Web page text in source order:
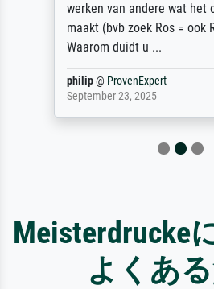
werken van andere wat het
maakt (bvb zoek Ros = ook
Waarom duidt u ...
philip@ ProvenExpert
September 23, 2025
Meisterdrucke
よくあ